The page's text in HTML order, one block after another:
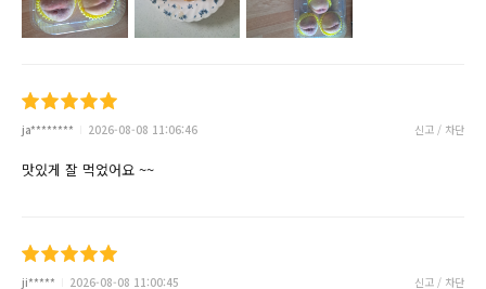
ja******** 2026-08-08 11:06:46 신고 / 차단
맛있게 잘 먹었어요 ~~
ji***** 2026-08-08 11:00:45 신고 / 차단